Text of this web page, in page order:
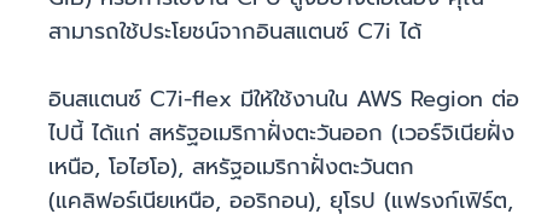
สามารถใช้ประโยชน์จากอินสแตนซ์ C7i ได้
อินสแตนซ์ C7i-flex มีให้ใช้งานใน AWS Region ต่อ
ไปนี้ ได้แก่ สหรัฐอเมริกาฝั่งตะวันออก (เวอร์จิเนียฝั่ง
เหนือ, โอไฮโอ), สหรัฐอเมริกาฝั่งตะวันตก
(แคลิฟอร์เนียเหนือ, ออริกอน), ยุโรป (แฟรงก์เฟิร์ต,